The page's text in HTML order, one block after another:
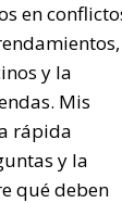
en
y la
Mis
rápida
y la
qué deben